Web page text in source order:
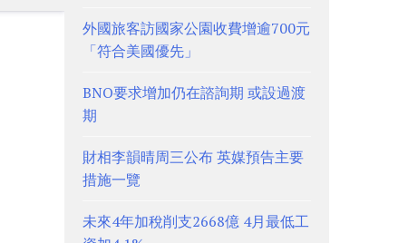
外國旅客訪國家公園收費增逾700元
「符合美國優先」
BNO要求增加仍在諮詢期 或設過渡
期
財相李韻晴周三公布 英媒預告主要
措施一覽
未來4年加稅削支2668億 4月最低工